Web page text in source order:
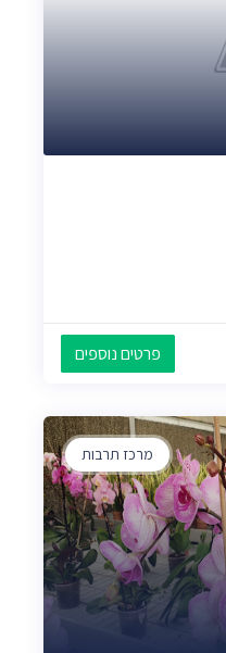
פרטים נוספים
מרכז תרבות